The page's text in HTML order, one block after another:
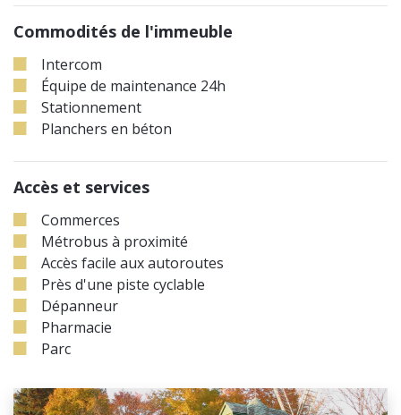
Commodités de l'immeuble
Intercom
Équipe de maintenance 24h
Stationnement
Planchers en béton
Accès et services
Commerces
Métrobus à proximité
Accès facile aux autoroutes
Près d'une piste cyclable
Dépanneur
Pharmacie
Parc